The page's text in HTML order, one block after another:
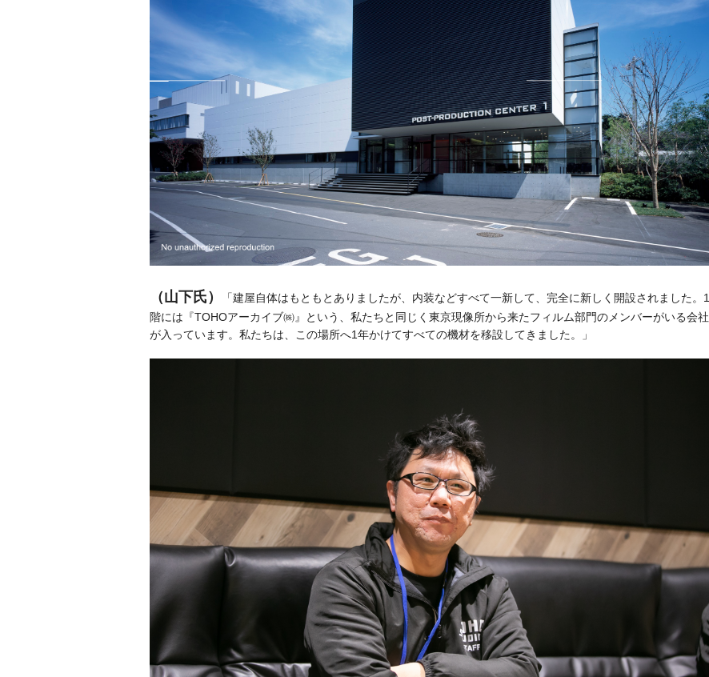
（山下氏）
「建屋自体はもともとありましたが、内装などすべて一新して、完全に新しく開設されました。1
階には『TOHOアーカイブ㈱』という、私たちと同じく東京現像所から来たフィルム部門のメンバーがいる会社
が入っています。私たちは、この場所へ1年かけてすべての機材を移設してきました。」